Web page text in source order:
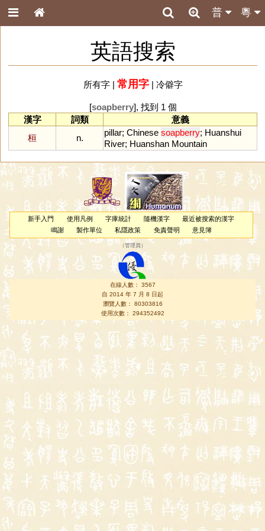
粵
普
英語搜索
所有字| 常用字| 冷僻字
[soapberry], 找到 1 個
漢字
詞類
意義
桓
n.
pillar; Chinese soapberry; Huanshui
River; Huanshan Mountain
新手入門 使用凡例 字庫統計 隨機漢字
最近被搜索的漢字
鳴謝
製作單位 私隱政策 免責聲明 意見簿
（管理員 ）
在線人數： 3567
自 2014 年 7 月 8 日起
瀏覽人數： 80303816
使用次數： 294352492